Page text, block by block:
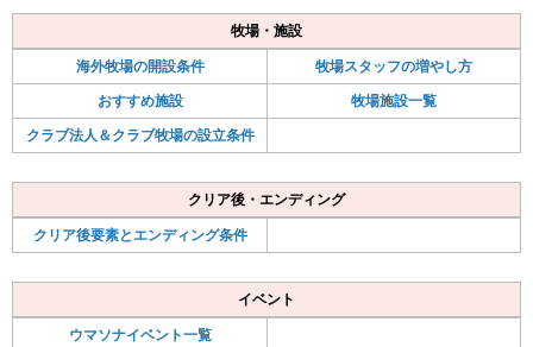
牧場・施設
海外牧場の開設条件
牧場スタッフの増やし方
おすすめ施設
牧場施設一覧
クラブ法人＆クラブ牧場の設立条件
クリア後・エンディング
クリア後要素とエンディング条件
イベント
ウマソナイベント一覧